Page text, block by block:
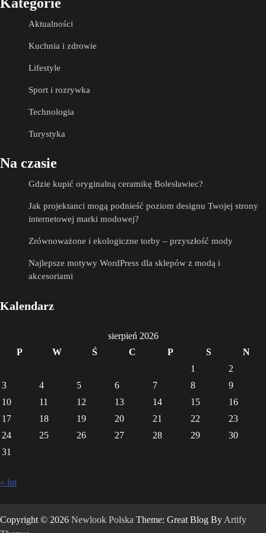
Kategorie
Aktualności
Kuchnia i zdrowie
Lifestyle
Sport i rozrywka
Technologia
Turystyka
Na czasie
Gdzie kupić oryginalną ceramikę Bolesławiec?
Jak projektanci mogą podnieść poziom designu Twojej strony
internetowej marki modowej?
Zrównoważone i ekologiczne torby – przyszłość mody
Najlepsze motywy WordPress dla sklepów z modą i
akcesoriami
Kalendarz
sierpień 2026
P
W Ś C P S
N
1
2
3
4 5 6 7 8
9
10
11 12 13 14 15
16
17
18 19 20 21 22
23
24
25 26 27 28 29
30
31
« lut
Copyright © 2026 Newlook Polska Theme: Great Blog By Artify